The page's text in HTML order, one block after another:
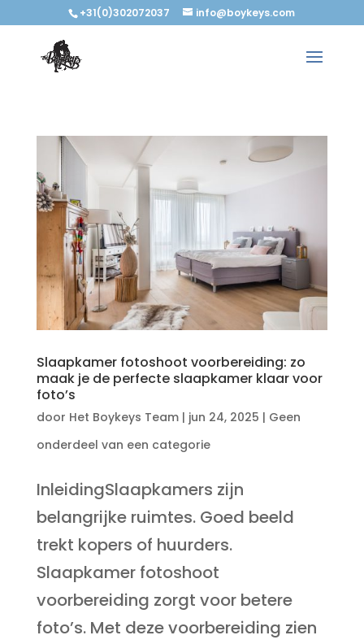
+31(0)302072037 info@boykeys.com
Slaapkamer fotoshoot voorbereiding: zo
maak je de perfecte slaapkamer klaar voor
foto’s
door Het Boykeys Team| jun 24, 2025 | Geen
onderdeel van een categorie
InleidingSlaapkamers zijn
belangrijke ruimtes. Goed beeld
trekt kopers of huurders.
Slaapkamer fotoshoot
voorbereiding zorgt voor betere
foto’s. Met deze voorbereiding zien